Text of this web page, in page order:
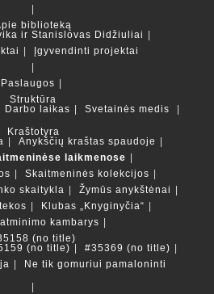
biblioteką
ir Stanislovas Didžiuliai
Įgyvendinti projektai
Paslaugos
Struktūra
Darbo laikas
Svetainės medis
Kraštotyra
Anykščių kraštas spaudoje
laikmenose
Skaitmeninės kolekcijos
skaitykla
Žymūs anykštėnai
Klubas „Knyginyčia“
kambarys
(no title)
(no title)
#35369 (no title)
Ne tik gomuriui pamaloninti